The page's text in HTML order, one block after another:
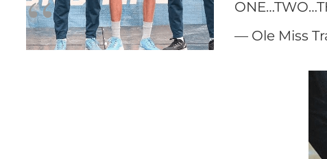
— Ole Miss